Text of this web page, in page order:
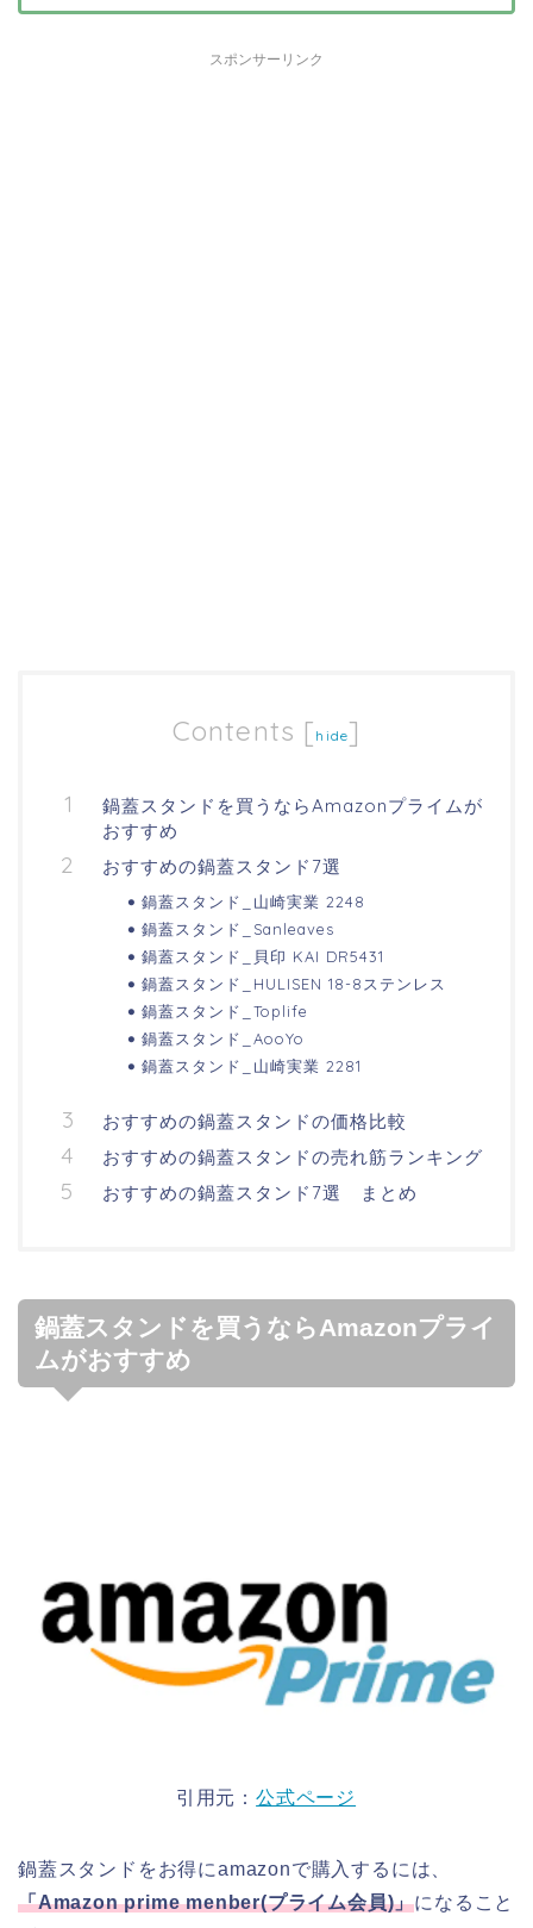
スポンサーリンク
Contents [ hide]
鍋蓋スタンドを買うならAmazonプライムが
おすすめ
おすすめの鍋蓋スタンド7選
鍋蓋スタンド_山崎実業 2248
鍋蓋スタンド_Sanleaves
鍋蓋スタンド_貝印 KAI DR5431
鍋蓋スタンド_HULISEN 18-8ステンレス
鍋蓋スタンド_Toplife
鍋蓋スタンド_AooYo
鍋蓋スタンド_山崎実業 2281
おすすめの鍋蓋スタンドの価格比較
おすすめの鍋蓋スタンドの売れ筋ランキング
おすすめの鍋蓋スタンド7選 まとめ
鍋蓋スタンドを買うならAmazonプライ
ムがおすすめ
引用元：公式ページ
鍋蓋スタンドをお得にamazonで購入するには、
「Amazon prime menber(プライム会員)」になること